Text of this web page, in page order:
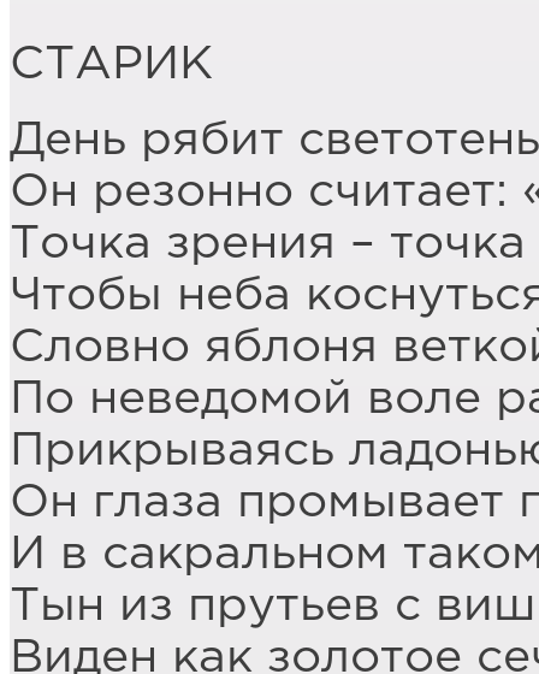
СТАРИК
День рябит
Он резонно считает:
Точка зрения –
Чтобы неба
Словно яблоня
По неведомой воле
Прикрываясь
Он глаза промывает
И в сакральном
Тын из прутьев с
Виден как золотое